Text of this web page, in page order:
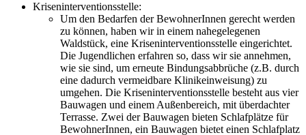
Kriseninterventionsstelle:
Um den Bedarfen der BewohnerInnen gerecht werden
zu können, haben wir in einem nahegelegenen
Waldstück, eine Kriseninterventionsstelle eingerichtet.
Die Jugendlichen erfahren so, dass wir sie annehmen,
wie sie sind, um erneute Bindungsabbrüche (z.B. durch
eine dadurch vermeidbare Klinikeinweisung) zu
umgehen. Die Kriseninterventionsstelle besteht aus vier
Bauwagen und einem Außenbereich, mit überdachter
Terrasse. Zwei der Bauwagen bieten Schlafplätze für
BewohnerInnen, ein Bauwagen bietet einen Schlafplatz